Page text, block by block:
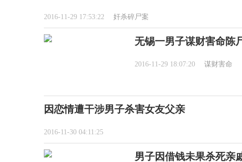
2016-11-29 17:53:22 奸杀碎尸案
无锡一男子谋财害命陈
2016-11-29 18:07:20 谋财害命
因恋情遭干涉男子杀害女友父亲
2016-11-30 04:11:25
男子因借钱未果杀死亲